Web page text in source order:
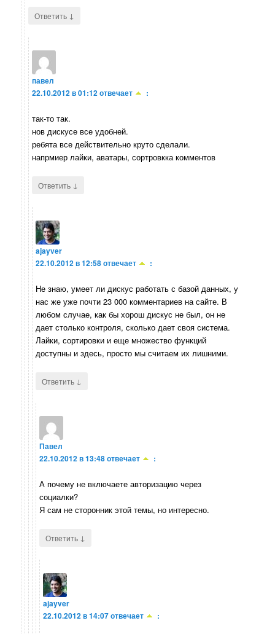
Ответить ↓
павел
22.10.2012 в 01:12отвечает :
так-то так.
нов дискусе все удобней.
ребята все действительно круто сделали.
напрмиер лайки, аватары, сортровкка комментов
Ответить ↓
ajayver
22.10.2012 в 12:58отвечает :
Не знаю, умеет ли дискус работать с базой данных, у
нас же уже почти 23 000 комментариев на сайте. В
любом случае, как бы хорош дискус не был, он не
дает столько контроля, сколько дает своя система.
Лайки, сортировки и еще множество функций
доступны и здесь, просто мы считаем их лишними.
Ответить ↓
Павел
22.10.2012 в 13:48отвечает :
А почему не включаете авторизацию через
социалки?
Я сам не сторонник этой темы, но интересно.
Ответить ↓
ajayver
22.10.2012 в 14:07отвечает :